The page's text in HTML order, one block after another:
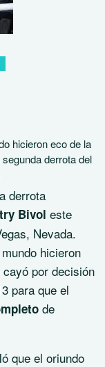
hicieron eco de la
derrota del
derrota
Bivol este
Nevada.
hicieron
por decisión
para que el
de
que el oriundo